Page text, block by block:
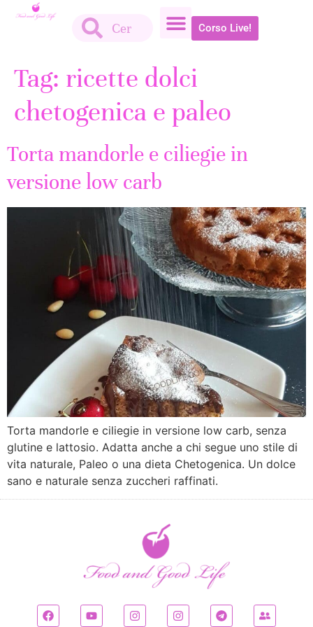
Corso Live!
Tag: ricette dolci
chetogenica e paleo
Torta mandorle e ciliegie in
versione low carb
Torta mandorle e ciliegie in versione low carb, senza
glutine e lattosio. Adatta anche a chi segue uno stile di
vita naturale, Paleo o una dieta Chetogenica. Un dolce
sano e naturale senza zuccheri raffinati.